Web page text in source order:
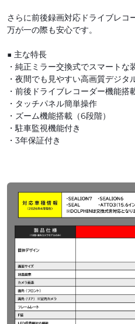
さらに前後録画対応ドライブレコ
万が一の際も安心です。
■ 主な特長
・純正ミラー交換式でスマートな
・夜間でも見やすい高画質デジタ
・前後ドライブレコーダー機能搭
・タッチパネル簡単操作
・ズーム機能搭載（6段階）
・駐車監視機能付き
・3年保証付き